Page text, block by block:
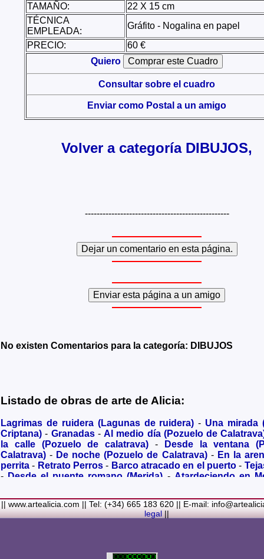
TAMAÑO:
22 X 15 cm
TÉCNICA
EMPLEADA:
Gráfito - Nogalina en papel
PRECIO:
60 €
Quiero
Consultar sobre el cuadro
Enviar como Postal a un amigo
Volver a categoría DIBUJOS,
-------------------------------------------------
No existen Comentarios para la categoría: DIBUJOS
Listado de obras de arte de Alicia:
Lagrimas de ruidera (Lagunas de ruidera) - Una mirada
Criptana) - Granadas-Al medio día (Pozuelo de
la calle (Pozuelo de calatrava) -
Desde la ventana
Calatrava) - De noche (Pozuelo de Calatrava)- En la
perrita - Retrato Perros - Barco atracado en el puerto -
- Desde el puente romano (Merida) - Atardeciendo en
(Bolaños de Calatrava)-Membrillos madurando al sol-
costa-A dormir (Cuadro infantil)-En flor-Ramo de
Familiar-La fuente (La Alhambra de Granada)-Acuarela
Puerta de Ciruela en 1868 (Ciudad
|| www.artealicia.com || Tel: (+34) 665 183 620 || E-mail:
legal||